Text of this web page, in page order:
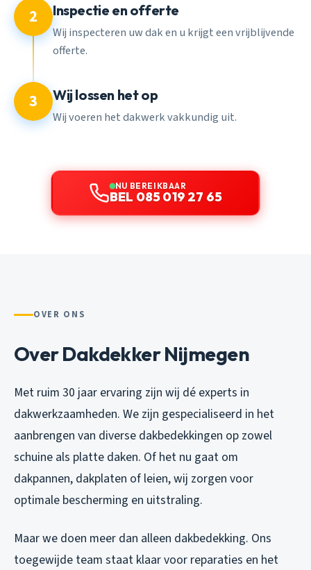
2 Inspectie en offerte
Wij inspecteren uw dak en u krijgt een vrijblijvende
offerte.
3 Wij lossen het op
Wij voeren het dakwerk vakkundig uit.
NU BEREIKBAAR
BEL 085 019 27 65
OVER ONS
Over Dakdekker Nijmegen
Met ruim 30 jaar ervaring zijn wij dé experts in
dakwerkzaamheden. We zijn gespecialiseerd in het
aanbrengen van diverse dakbedekkingen op zowel
schuine als platte daken. Of het nu gaat om
dakpannen, dakplaten of leien, wij zorgen voor
optimale bescherming en uitstraling.
Maar we doen meer dan alleen dakbedekking. Ons
toegewijde team staat klaar voor reparaties en het